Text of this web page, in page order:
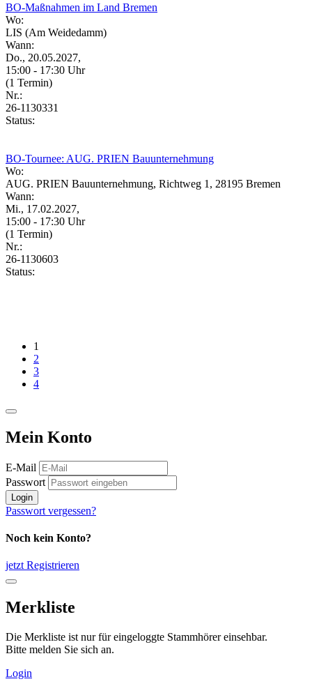
BO-Maßnahmen im Land Bremen
Wo:
LIS (Am Weidedamm)
Wann:
Do., 20.05.2027,
15:00 - 17:30 Uhr
(1 Termin)
Nr.:
26-1130331
Status:
BO-Tournee: AUG. PRIEN Bauunternehmung
Wo:
AUG. PRIEN Bauunternehmung, Richtweg 1, 28195 Bremen
Wann:
Mi., 17.02.2027,
15:00 - 17:30 Uhr
(1 Termin)
Nr.:
26-1130603
Status:
1
2
3
4
Mein Konto
E-Mail
Passwort
Login
Passwort vergessen?
Noch kein Konto?
jetzt Registrieren
Merkliste
Die Merkliste ist nur für eingeloggte Stammhörer einsehbar.
Bitte melden Sie sich an.
Login